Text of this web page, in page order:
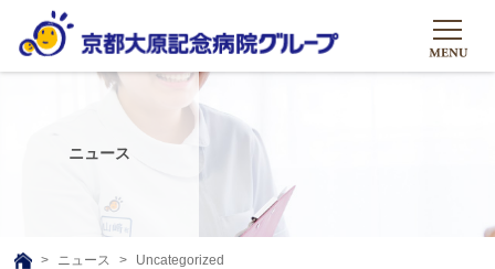
グループについて
グループについて
グループの取り組み
大原のこと
ニュース
ニュース
Uncategorized